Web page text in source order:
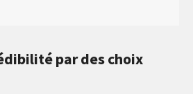
par des choix